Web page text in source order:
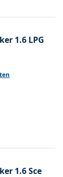
1.6 LPG
1.6 Sce